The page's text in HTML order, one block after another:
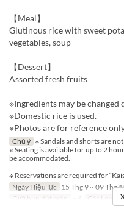
【Meal】
Glutinous rice with sweet
vegetables, soup
【Dessert】
Assorted fresh fruits
※Ingredients may be changed
※Domestic rice is used.
※Photos are for reference
Chú ý ※ Sandals and shorts are
※ Seating is available for up to 2
be accommodated.
※ Reservations are required for
Ngày Hiệu lực 15 Thg 9 ~ 09 Thg
Giới hạn dặt món
~ 6 Các Loại